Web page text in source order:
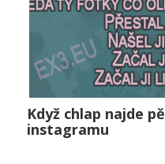
Když chlap najde
Když chlap najde
instagramu